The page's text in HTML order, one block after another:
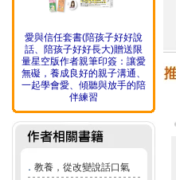
愛與信任套書(陪孩子好好說
話、陪孩子好好長大)贈送限
量星空版作者親筆印簽：讓愛
無礙，養成良好的親子溝通、
一起學會愛、傾聽與放手的陪
伴練習
． 教養，從改變說話口氣